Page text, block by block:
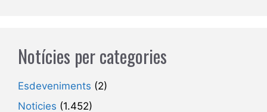
Notícies per categories
Esdeveniments (2)
Noticies (1.452)